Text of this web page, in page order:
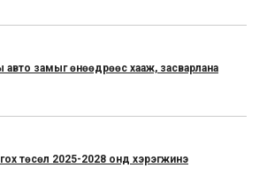
замыг өнөөдрөөс хааж, засварлана
төсөл 2025-2028 онд хэрэгжинэ